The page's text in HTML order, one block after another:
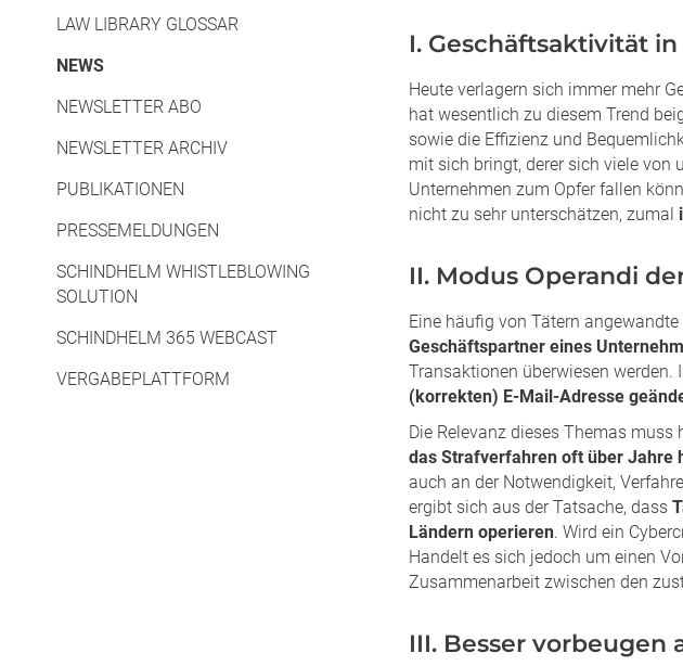
LAW LIBRARY GLOSSAR
NEWS(CURRENT)
NEWSLETTER ABO
NEWSLETTER ARCHIV
PUBLIKATIONEN
PRESSEMELDUNGEN
SCHINDHELM WHISTLEBLOWING
SOLUTION
SCHINDHELM 365 WEBCAST
VERGABEPLATTFORM
I. Geschäftsaktivität
Heute verlagern sich immer mehr
hat wesentlich zu diesem Trend
sowie die Effizienz und
mit sich bringt, derer sich viele von
Unternehmen zum Opfer fallen
nicht zu sehr unterschätzen, zumal
II. Modus Operandi
Eine häufig von Tätern
Geschäftspartner eines
Transaktionen überwiesen
(korrekten) E-Mail-Adresse
Die Relevanz dieses Themas
das Strafverfahren oft über Jahre
auch an der Notwendigkeit,
ergibt sich aus der Tatsache, dass
Ländern operieren. Wird ein
Handelt es sich jedoch um einen
Zusammenarbeit zwischen den
III. Besser vorbeugen